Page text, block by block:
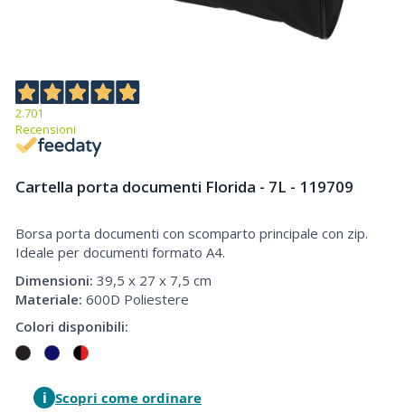
2.701
Recensioni
Cartella porta documenti Florida - 7L - 119709
Borsa porta documenti con scomparto principale con zip.
Ideale per documenti formato A4.
Dimensioni: 39,5 x 27 x 7,5 cm
Materiale: 600D Poliestere
Colori disponibili:
i Scopri come ordinare